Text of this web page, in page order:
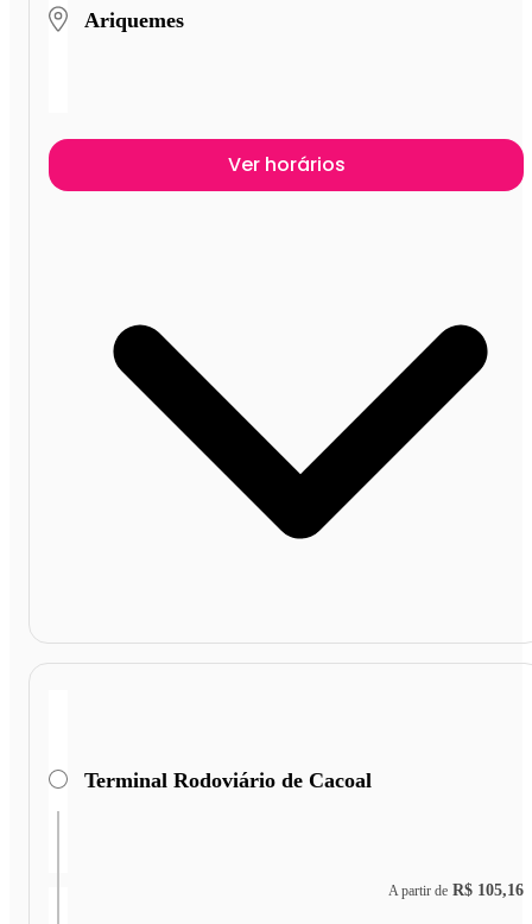
Ariquemes
Ver horários
Terminal Rodoviário de Cacoal
A partir de R$ 105,16